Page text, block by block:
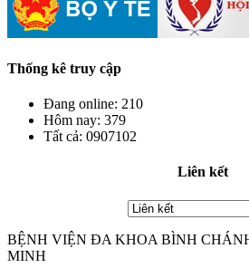
Thống kê truy cập
Đang online: 210
Hôm nay: 379
Tất cả: 0907102
Liên kết
BỆNH VIỆN ĐA KHOA BÌNH
MINH